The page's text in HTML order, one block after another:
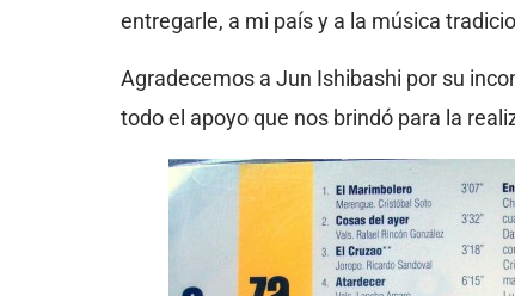
entregarle, a mi país y a la música
Agradecemos a Jun Ishibashi por su
todo el apoyo que nos brindó para la